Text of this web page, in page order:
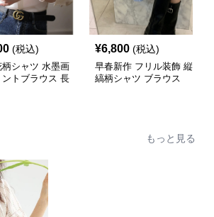
(税込)
柄シャツ 水墨画
ントブラウス 長
¥6,800 (税込)
早春新作 フリル装飾 縦
縞柄シャツ ブラウス
もっと見る